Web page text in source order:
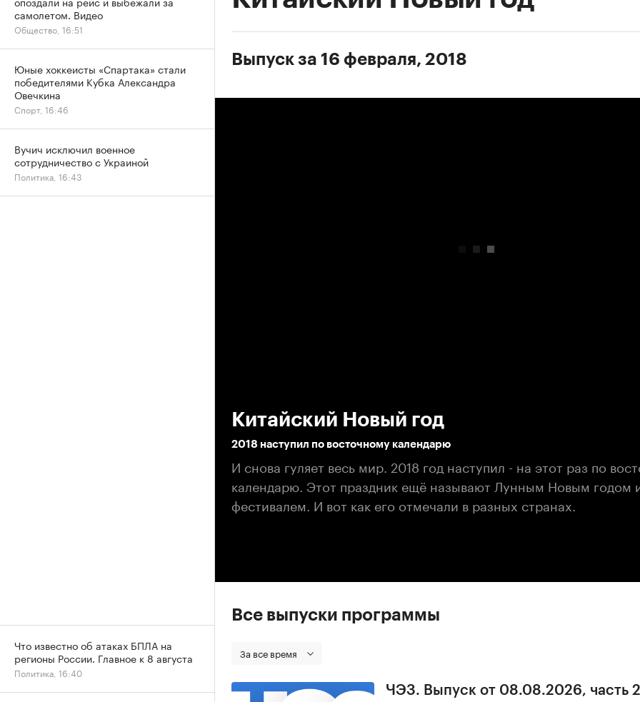
Выпуск за 16 февраля, 2018
Китайский Новый год
2018 наступил по восточному календарю
И снова гуляет весь мир. 2018 год наступил - на этот раз по
календарю. Этот праздник ещё называют Лунным Новым годом
фестивалем. И вот как его отмечали в разных странах.
Все выпуски программы
За все время
ЧЭЗ. Выпуск от 08.08.2026, часть 2
самолетом. Видео
Общество, 16:51
Юные хоккеисты «Спартака» стали
победителями Кубка Александра
Овечкина
Спорт, 16:46
Вучич исключил военное
сотрудничество с Украиной
Политика, 16:43
Что известно об атаках БПЛА на
регионы России. Главное к 8 августа
Политика, 16:40